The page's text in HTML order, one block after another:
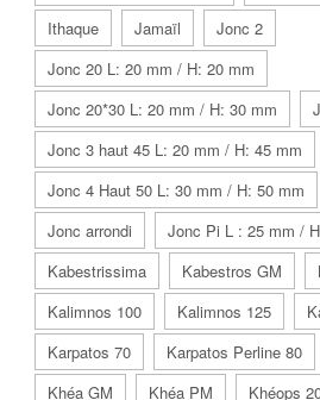
Ithaque
Jamaïl
Jonc 2
Jonc 20 L: 20 mm / H: 20 mm
Jonc 20*30 L: 20 mm / H: 30 mm
Jonc 3 haut 45 L: 20 mm / H: 45 mm
Jonc 4 Haut 50 L: 30 mm / H: 50 mm
Jonc arrondi
Jonc Pi L : 25 mm /
Kabestrissima
Kabestros GM
Kalimnos 100
Kalimnos 125
Karpatos 70
Karpatos Perline 80
Khéa GM
Khéa PM Khéops